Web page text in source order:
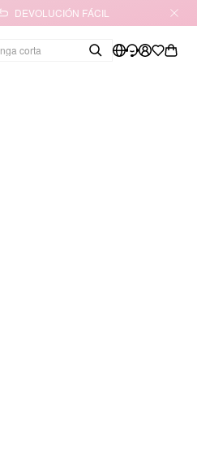
DEVOLUCIÓN FÁCIL